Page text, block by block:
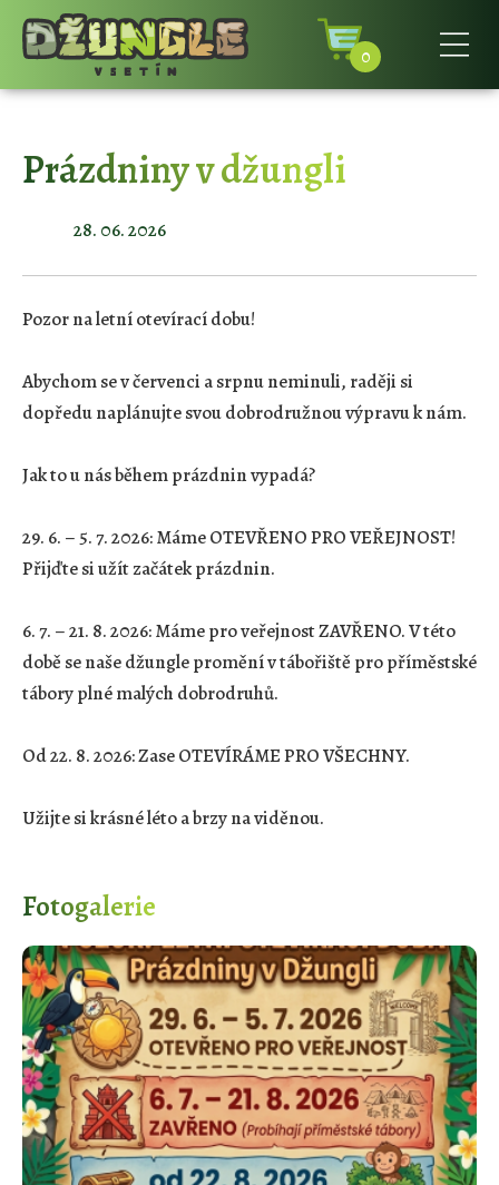
0
Prázdniny v džungli
28. 06. 2026
Pozor na letní otevírací dobu!
Abychom se v červenci a srpnu neminuli, raději si
dopředu naplánujte svou dobrodružnou výpravu k nám.
Jak to u nás během prázdnin vypadá?
29. 6. – 5. 7. 2026: Máme OTEVŘENO PRO VEŘEJNOST!
Přijďte si užít začátek prázdnin.
6. 7. – 21. 8. 2026: Máme pro veřejnost ZAVŘENO. V této
době se naše džungle promění v tábořiště pro příměstské
tábory plné malých dobrodruhů.
Od 22. 8. 2026: Zase OTEVÍRÁME PRO VŠECHNY.
Užijte si krásné léto a brzy na viděnou.
Fotogalerie